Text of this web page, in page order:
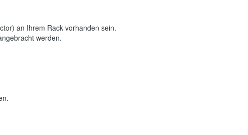
an Ihrem Rack vorhanden sein.
werden.